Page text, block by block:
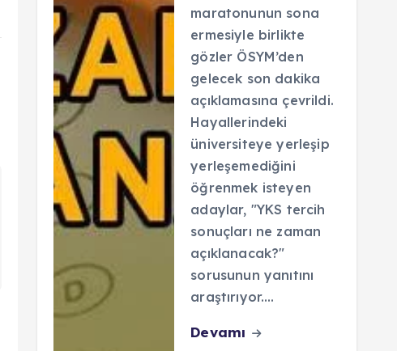
maratonunun sona
ermesiyle birlikte
gözler ÖSYM’den
gelecek son dakika
açıklamasına çevrildi.
Hayallerindeki
üniversiteye yerleşip
yerleşemediğini
öğrenmek isteyen
adaylar, "YKS tercih
sonuçları ne zaman
açıklanacak?"
sorusunun yanıtını
araştırıyor.…
Devamı